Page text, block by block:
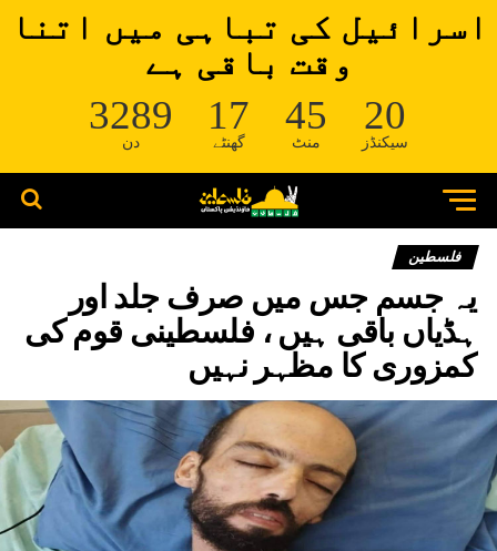
اسرائیل کی تباہی میں اتنا
وقت باقی ہے
3289
دن
17
گھنٹے
45
منٹ
19
سیکنڈز
فلسطین
یہ جسم جس میں صرف جلد اور
ہڈیاں باقی ہیں ، فلسطینی قوم کی
کمزوری کا مظہر نہیں